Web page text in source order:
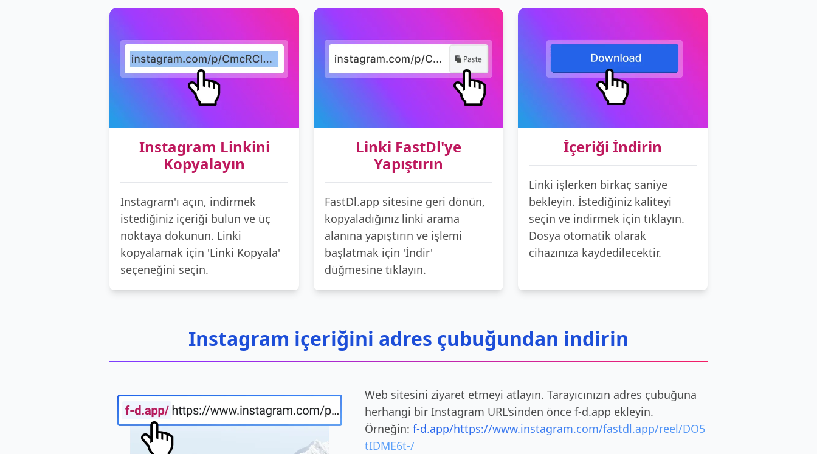
Instagram Linkini
Kopyalayın
Instagram'ı açın, indirmek
istediğiniz içeriği bulun ve üç
noktaya dokunun. Linki
kopyalamak için 'Linki Kopyala'
seçeneğini seçin.
Linki FastDl'ye
Yapıştırın
FastDl.app sitesine geri dönün,
kopyaladığınız linki arama
alanına yapıştırın ve işlemi
başlatmak için 'İndir'
düğmesine tıklayın.
İçeriği İndirin
Linki işlerken birkaç saniye
bekleyin. İstediğiniz kaliteyi
seçin ve indirmek için tıklayın.
Dosya otomatik olarak
cihazınıza kaydedilecektir.
Instagram içeriğini adres çubuğundan indirin
Web sitesini ziyaret etmeyi atlayın. Tarayıcınızın adres çubuğuna
herhangi bir Instagram URL'sinden önce f-d.app ekleyin.
Örneğin: f-d.app/https://www.instagram.com/fastdl.app/reel/DO5
tIDME6t-/